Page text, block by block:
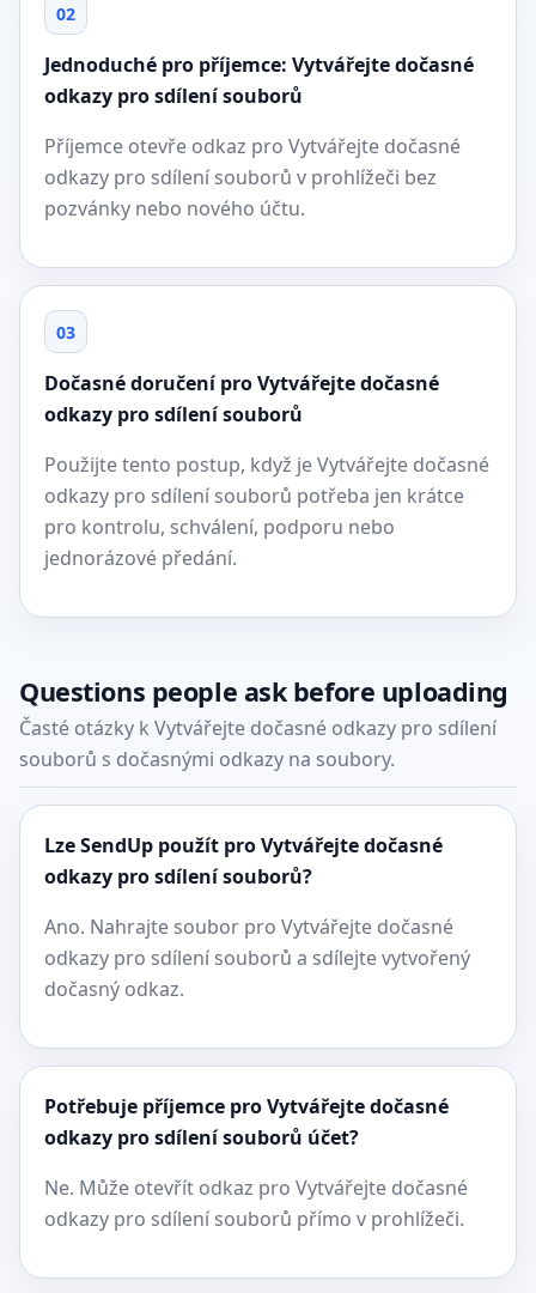
02
Jednoduché pro příjemce: Vytvářejte dočasné
odkazy pro sdílení souborů
Příjemce otevře odkaz pro Vytvářejte dočasné
odkazy pro sdílení souborů v prohlížeči bez
pozvánky nebo nového účtu.
03
Dočasné doručení pro Vytvářejte dočasné
odkazy pro sdílení souborů
Použijte tento postup, když je Vytvářejte dočasné
odkazy pro sdílení souborů potřeba jen krátce
pro kontrolu, schválení, podporu nebo
jednorázové předání.
Questions people ask before uploading
Časté otázky k Vytvářejte dočasné odkazy pro sdílení
souborů s dočasnými odkazy na soubory.
Lze SendUp použít pro Vytvářejte dočasné
odkazy pro sdílení souborů?
Ano. Nahrajte soubor pro Vytvářejte dočasné
odkazy pro sdílení souborů a sdílejte vytvořený
dočasný odkaz.
Potřebuje příjemce pro Vytvářejte dočasné
odkazy pro sdílení souborů účet?
Ne. Může otevřít odkaz pro Vytvářejte dočasné
odkazy pro sdílení souborů přímo v prohlížeči.